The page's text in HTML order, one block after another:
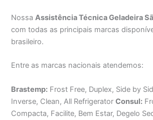
NossaAssistência Técnica Geladeira
com todas as principais marcas
brasileiro.
Entre as marcas nacionais atendemos:
Brastemp: Frost Free, Duplex, Side by
Inverse, Clean, All RefrigeratorConsul:
Compacta, Facilite, Bem Estar, Degelo